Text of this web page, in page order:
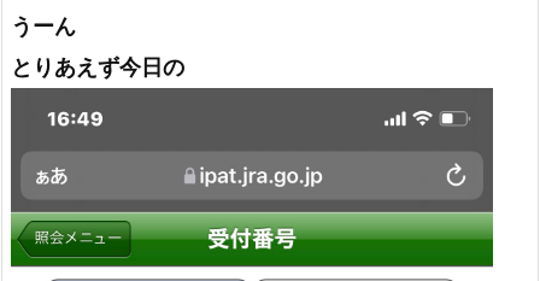
うーん
とりあえず今日の